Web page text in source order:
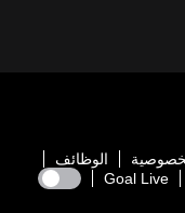
الوظائف
Goal Live